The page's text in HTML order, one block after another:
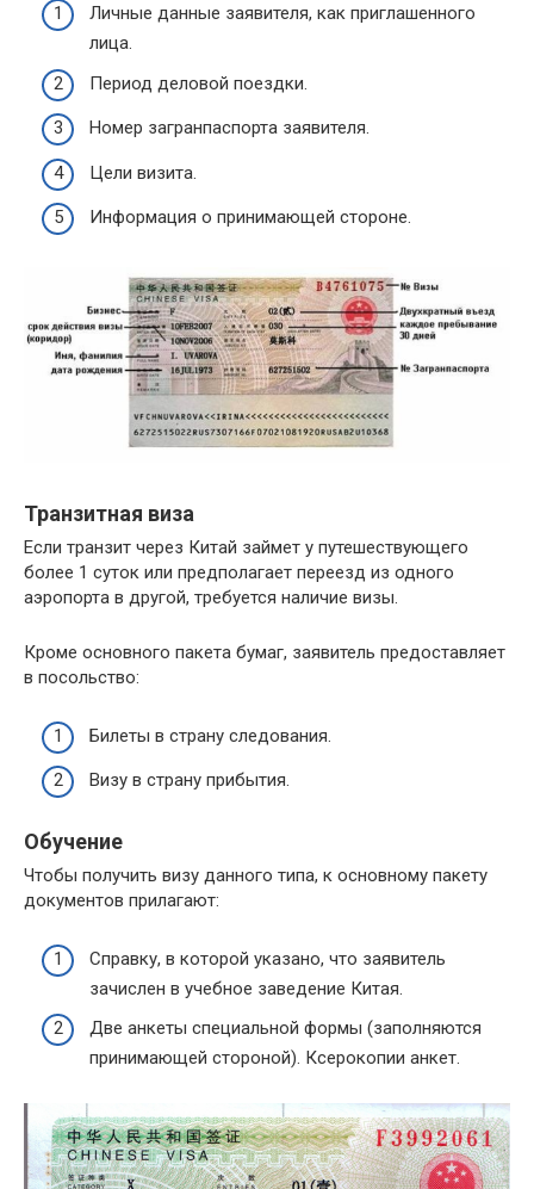
Личные данные заявителя, как приглашенного
лица.
Период деловой поездки.
Номер загранпаспорта заявителя.
Цели визита.
Информация о принимающей стороне.
Транзитная виза
Если транзит через Китай займет у путешествующего
более 1 суток или предполагает переезд из одного
аэропорта в другой, требуется наличие визы.
Кроме основного пакета бумаг, заявитель предоставляет
в посольство:
Билеты в страну следования.
Визу в страну прибытия.
Обучение
Чтобы получить визу данного типа, к основному пакету
документов прилагают:
Справку, в которой указано, что заявитель
зачислен в учебное заведение Китая.
Две анкеты специальной формы (заполняются
принимающей стороной). Ксерокопии анкет.